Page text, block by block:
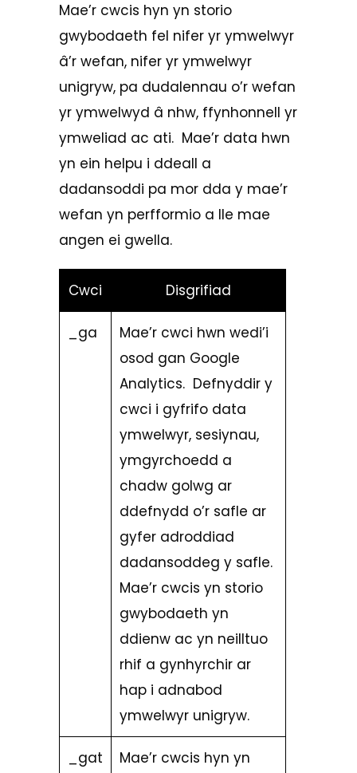
Mae’r cwcis hyn yn storio
gwybodaeth fel nifer yr ymwelwyr
â’r wefan, nifer yr ymwelwyr
unigryw, pa dudalennau o’r wefan
yr ymwelwyd â nhw, ffynhonnell yr
ymweliad ac ati. Mae’r data hwn
yn ein helpu i ddeall a
dadansoddi pa mor dda y mae’r
wefan yn perfformio a lle mae
angen ei gwella.
Cwci Disgrifiad
_ga
Mae’r cwci hwn wedi’i
osod gan Google
Analytics. Defnyddir y
cwci i gyfrifo data
ymwelwyr, sesiynau,
ymgyrchoedd a
chadw golwg ar
ddefnydd o’r safle ar
gyfer adroddiad
dadansoddeg y safle.
Mae’r cwcis yn storio
gwybodaeth yn
ddienw ac yn neilltuo
rhif a gynhyrchir ar
hap i adnabod
ymwelwyr unigryw.
_gat
Mae’r cwcis hyn yn